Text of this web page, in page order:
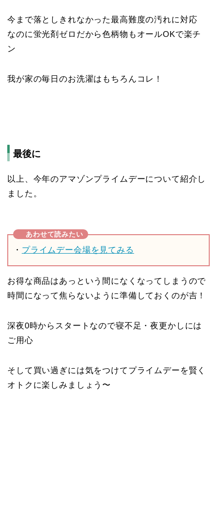
今まで落としきれなかった最高難度の汚れに対応
なのに蛍光剤ゼロだから色柄物もオールOKで楽チ
ン
我が家の毎日のお洗濯はもちろんコレ！
最後に
以上、今年のアマゾンプライムデーについて紹介し
ました。
・ プライムデー会場を見てみる
お得な商品はあっという間になくなってしまうので
時間になって焦らないように準備しておくのが吉！
深夜0時からスタートなので寝不足・夜更かしには
ご用心
そして買い過ぎには気をつけてプライムデーを賢く
オトクに楽しみましょう〜